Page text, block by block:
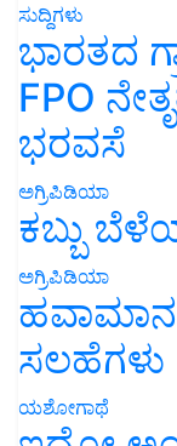
ಸುದ್ದಿಗಳು
ಭಾರತದ
FPO
ಭರವಸೆ
ಅಗ್ರಿಪಿಡಿಯಾ
ಕಬ್ಬು
ಅಗ್ರಿಪಿಡಿಯಾ
ಹವಾಮಾನ
ಸಲಹೆಗಳು
ಯಶೋಗಾಥೆ